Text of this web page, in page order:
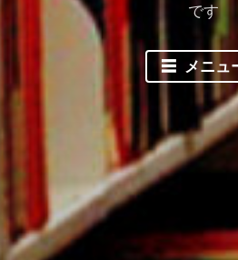
です
メニュ